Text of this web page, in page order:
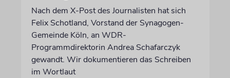
Nach dem X-Post des Journalisten hat sich
Felix Schotland, Vorstand der Synagogen-
Gemeinde Köln, an WDR-
Programmdirektorin Andrea Schafarczyk
gewandt. Wir dokumentieren das Schreiben
im Wortlaut